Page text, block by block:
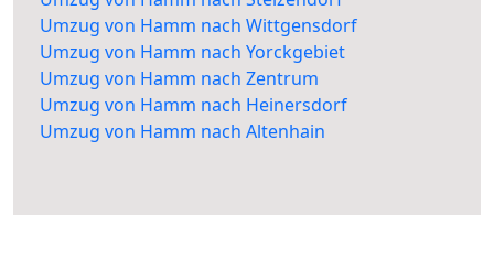
Umzug von Hamm nach Wittgensdorf
Umzug von Hamm nach Yorckgebiet
Umzug von Hamm nach Zentrum
Umzug von Hamm nach Heinersdorf
Umzug von Hamm nach Altenhain